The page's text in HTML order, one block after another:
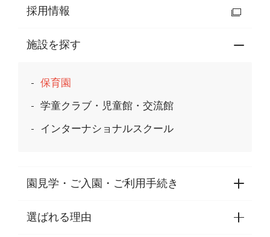
採用情報
施設を探す
保育園
学童クラブ・児童館・交流館
インターナショナルスクール
園見学・ご入園・ご利用手続き
園見学・ご入園・ご利用手続き
選ばれる理由